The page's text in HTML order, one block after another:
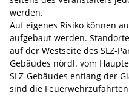
werden.
Auf eigenes Risiko können
aufgebaut werden.
auf der Westseite des SLZ-
Gebäudes nördl. vom
SLZ-Gebäudes entlang der
sind die